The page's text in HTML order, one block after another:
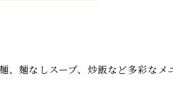
麺なしスープ、炒飯など多彩なメ